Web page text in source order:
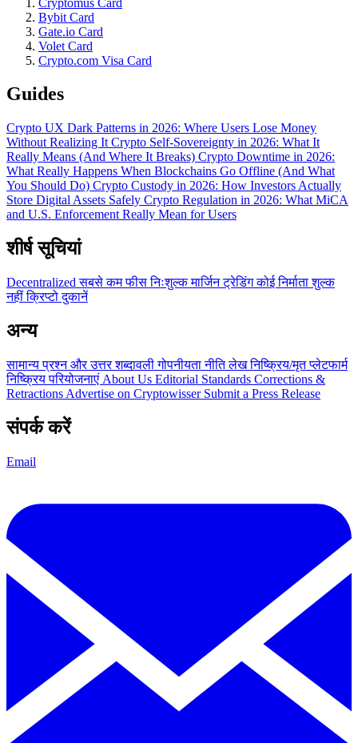
Bybit Card
Gate.io Card
Volet Card
Crypto.com Visa Card
Guides
Crypto UX Dark Patterns in 2026: Where Users Lose Money
Without Realizing It Crypto Self-Sovereignty in 2026: What It
Really Means (And Where It Breaks) Crypto Downtime in 2026:
What Really Happens When Blockchains Go Offline (And What
You Should Do) Crypto Custody in 2026: How Investors Actually
Store Digital Assets Safely Crypto Regulation in 2026: What MiCA
and U.S. Enforcement Really Mean for Users
शीर्ष सूचियां
Decentralizedसबसे कम फीसनिःशुल्कमार्जिन ट्रेडिंगकोई निर्माता शुल्क
नहींक्रिप्टो दुकानें
अन्य
सामान्य प्रश्न और उत्तरशब्दावलीगोपनीयता नीतिलेखनिष्क्रिय/मृत प्लेटफार्म
निष्क्रिय परियोजनाएं About Us Editorial Standards Corrections &
Retractions Advertise on Cryptowisser Submit a Press Release
संपर्क करें
Email